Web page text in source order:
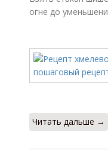
огне до
Читать дальше →